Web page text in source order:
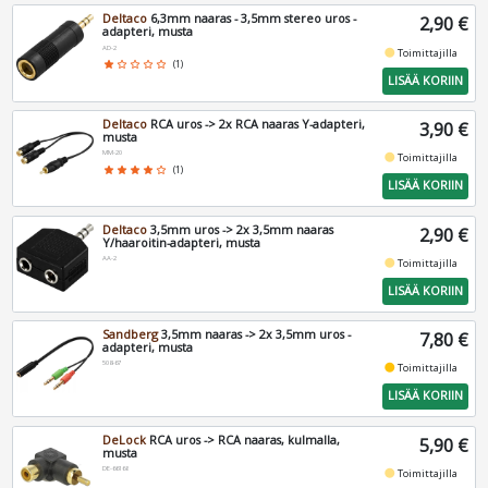
Deltaco 6,3mm naaras - 3,5mm stereo uros -
adapteri, musta
AD-2
star star_border star_border star_border star_border (1)
2,90 €
fiber_manual_recordToimittajilla
LISÄÄ KORIIN
Deltaco RCA uros -> 2x RCA naaras Y-adapteri,
musta
MM-20
star star star star star_border (1)
3,90 €
fiber_manual_recordToimittajilla
LISÄÄ KORIIN
Deltaco 3,5mm uros -> 2x 3,5mm naaras
Y/haaroitin-adapteri, musta
AA-2
2,90 €
fiber_manual_recordToimittajilla
LISÄÄ KORIIN
Sandberg3,5mm naaras -> 2x 3,5mm uros -
adapteri, musta
508-67
7,80 €
fiber_manual_recordToimittajilla
LISÄÄ KORIIN
DeLock RCA uros -> RCA naaras, kulmalla,
musta
DE-66168
5,90 €
fiber_manual_recordToimittajilla